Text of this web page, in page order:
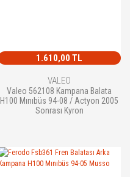
1.610,00 TL
VALEO
Valeo 562108 Kampana Balata
H100 Mınıbüs 94-08 / Actyon 2005
Sonrası Kyron